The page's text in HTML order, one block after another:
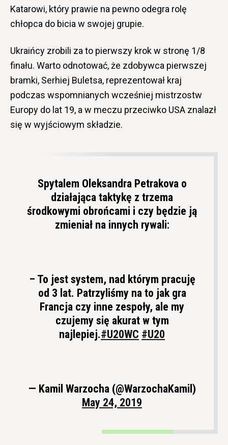
Katarowi, który prawie na pewno odegra rolę
chłopca do bicia w swojej grupie.
Ukraińcy zrobili za to pierwszy krok w stronę 1/8
finału. Warto odnotować, że zdobywca pierwszej
bramki, Serhiej Buletsa, reprezentował kraj
podczas wspomnianych wcześniej mistrzostw
Europy do lat 19, a w meczu przeciwko USA znalazł
się w wyjściowym składzie.
Spytalem Oleksandra Petrakova o
działająca taktykę z trzema
środkowymi obrońcami i czy będzie ją
zmieniał na innych rywali:
– To jest system, nad którym pracuję
od 3 lat. Patrzyliśmy na to jak gra
Francja czy inne zespoły, ale my
czujemy się akurat w tym
najlepiej.#U20WC #U20
— Kamil Warzocha (@WarzochaKamil)
May 24, 2019